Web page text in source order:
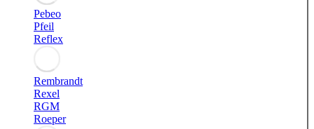
Pebeo
Pfeil
Reflex
Rembrandt
Rexel
RGM
Roeper